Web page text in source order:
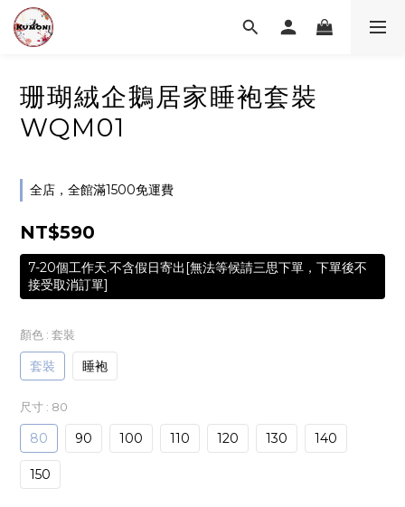
珊瑚絨企鵝居家睡袍套裝
WQM01
全店，全館滿1500免運費
NT$590
7-20個工作天.不含假日寄出[無法等候請三思下單，下單後不
接受取消訂單]
顏色 : 套裝
套裝 睡袍
尺寸 : 80
80 90 100 110 120 130 140
150